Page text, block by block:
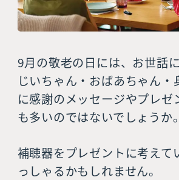
9月の敬老の日には、お世話
じいちゃん・おばあちゃん・
に感謝のメッセージやプレゼ
も多いのではないでしょうか。
補聴器をプレゼントに考えて
っしゃるかもしれません。